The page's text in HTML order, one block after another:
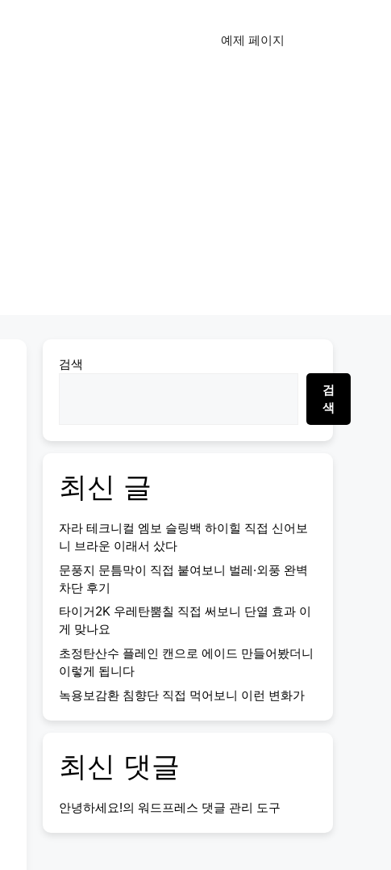
예제 페이지
검색
검
색
최신 글
자라 테크니컬 엠보 슬링백 하이힐 직접 신어보
니 브라운 이래서 샀다
문풍지 문틈막이 직접 붙여보니 벌레·외풍 완벽
차단 후기
타이거2K 우레탄뿜칠 직접 써보니 단열 효과 이
게 맞나요
초정탄산수 플레인 캔으로 에이드 만들어봤더니
이렇게 됩니다
녹용보감환 침향단 직접 먹어보니 이런 변화가
최신 댓글
안녕하세요!의 워드프레스 댓글 관리 도구